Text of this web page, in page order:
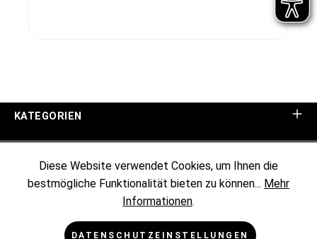
KATEGORIEN
KUNDENINFORMATIONEN
RECHTLICHES
Diese Website verwendet Cookies, um Ihnen die
bestmögliche Funktionalität bieten zu können... Mehr
Informationen.
DATENSCHUTZEINSTELLUNGEN